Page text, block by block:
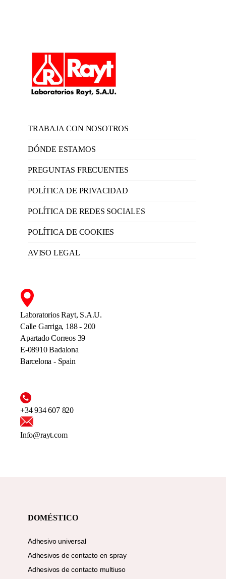
TRABAJA CON NOSOTROS
DÓNDE ESTAMOS
PREGUNTAS FRECUENTES
POLÍTICA DE PRIVACIDAD
POLÍTICA DE REDES SOCIALES
POLÍTICA DE COOKIES
AVISO LEGAL
Laboratorios Rayt, S.A.U.
Calle Garriga, 188 - 200
Apartado Correos 39
E-08910 Badalona
Barcelona - Spain
+34 934 607 820
Info@rayt.com
DOMÉSTICO
Adhesivo universal
Adhesivos de contacto en spray
Adhesivos de contacto multiuso